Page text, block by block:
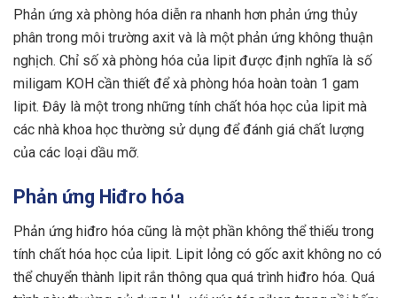
Phản ứng xà phòng hóa diễn ra nhanh hơn phản ứng thủy
phân trong môi trường axit và là một phản ứng không thuận
nghịch. Chỉ số xà phòng hóa của lipit được định nghĩa là số
miligam KOH cần thiết để xà phòng hóa hoàn toàn 1 gam
lipit. Đây là một trong những tính chất hóa học của lipit mà
các nhà khoa học thường sử dụng để đánh giá chất lượng
của các loại dầu mỡ.
Phản ứng Hiđro hóa
Phản ứng hiđro hóa cũng là một phần không thể thiếu trong
tính chất hóa học của lipit. Lipit lỏng có gốc axit không no có
thể chuyển thành lipit rắn thông qua quá trình hiđro hóa. Quá